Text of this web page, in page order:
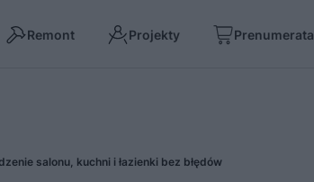
Remont Projekty Prenumerata
salonu, kuchni i łazienki bez błędów